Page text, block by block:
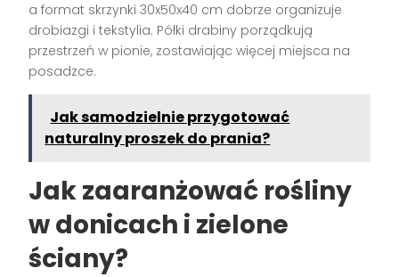
a format skrzynki 30x50x40 cm dobrze organizuje
drobiazgi i tekstylia. Półki drabiny porządkują
przestrzeń w pionie, zostawiając więcej miejsca na
posadzce.
Jak samodzielnie przygotować
naturalny proszek do prania?
Jak zaaranżować rośliny
w donicach i zielone
ściany?